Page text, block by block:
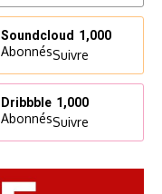
Soundcloud 1,000
AbonnésSuivre
Dribbble 1,000
AbonnésSuivre